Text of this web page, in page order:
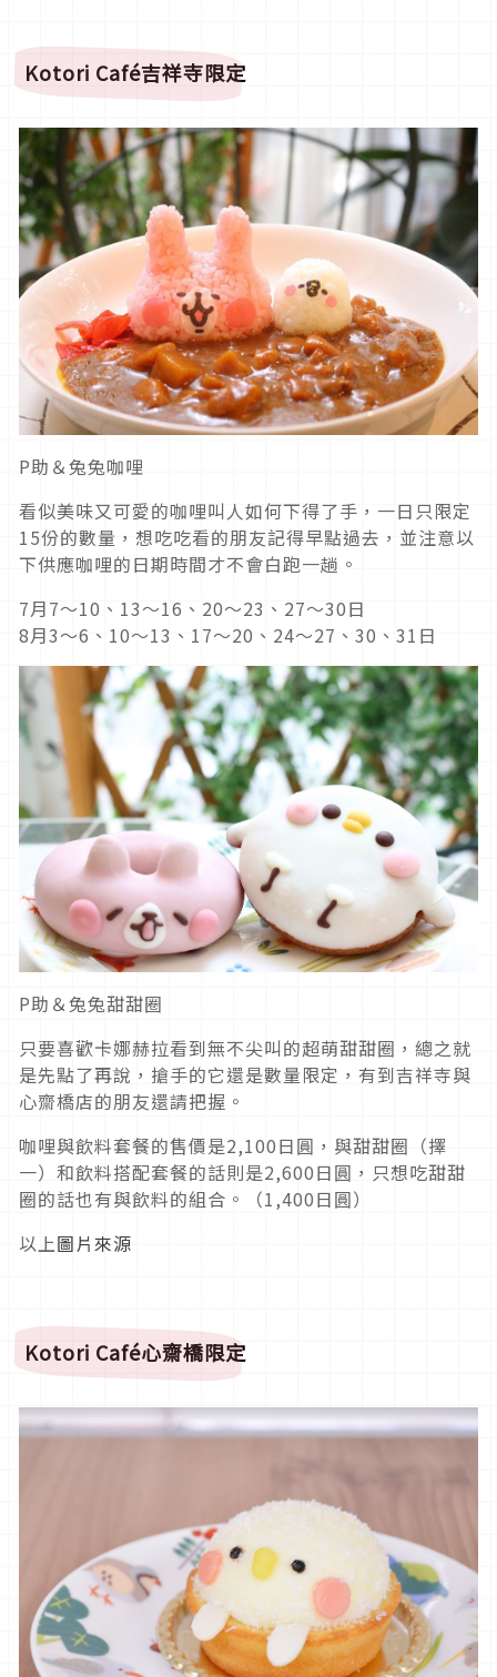
Kotori Café吉祥寺限定
P助＆兔兔咖哩
看似美味又可愛的咖哩叫人如何下得了手，一日只限定
15份的數量，想吃吃看的朋友記得早點過去，並注意以
下供應咖哩的日期時間才不會白跑一趟。
7月7～10、13～16、20～23、27～30日
8月3～6、10～13、17～20、24～27、30、31日
P助＆兔兔甜甜圈
只要喜歡卡娜赫拉看到無不尖叫的超萌甜甜圈，總之就
是先點了再說，搶手的它還是數量限定，有到吉祥寺與
心齋橋店的朋友還請把握。
咖哩與飲料套餐的售價是2,100日圓，與甜甜圈（擇
一）和飲料搭配套餐的話則是2,600日圓，只想吃甜甜
圈的話也有與飲料的組合。（1,400日圓）
以上圖片來源
Kotori Café心齋橋限定